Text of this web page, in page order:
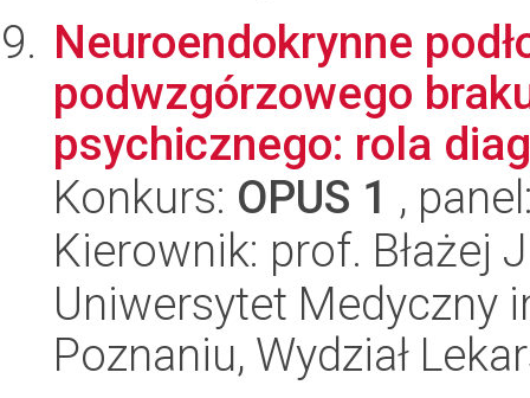
Neuroendokrynne
podwzgórzowego
psychicznego: rola
Konkurs: OPUS 1 ,
Kierownik: prof. Błażej
Uniwersytet Medyczny
Poznaniu, Wydział